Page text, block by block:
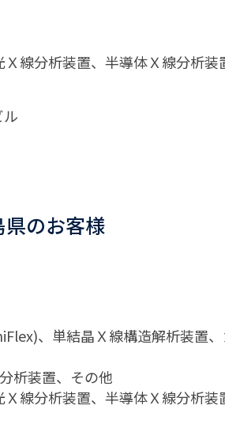
線分析装置、半導体Ｘ線分析
のお客様
、単結晶Ｘ線構造解析装置
析装置、その他
線分析装置、半導体Ｘ線分析